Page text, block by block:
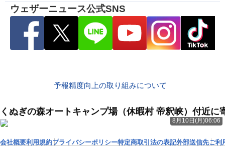
ウェザーニュース公式SNS
予報精度向上の取り組みについて
くぬぎの森オートキャンプ場（休暇村 帝釈峡）付近に
8月10日(月)06:06
会社概要利用規約プライバシーポリシー特定商取引法の表記外部送信先ご利